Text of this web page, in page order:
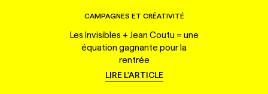
CAMPAGNES ET CRÉATIVITÉ
Les Invisibles + Jean Coutu = une
équation gagnante pour la
rentrée
LIRE L'ARTICLE